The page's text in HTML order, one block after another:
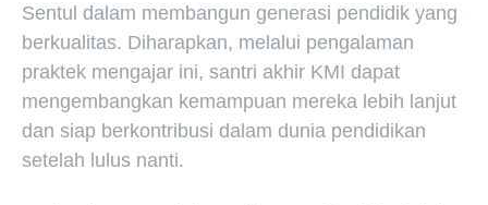
Sentul dalam membangun generasi pendidik yang
berkualitas. Diharapkan, melalui pengalaman
praktek mengajar ini, santri akhir KMI dapat
mengembangkan kemampuan mereka lebih lanjut
dan siap berkontribusi dalam dunia pendidikan
setelah lulus nanti.